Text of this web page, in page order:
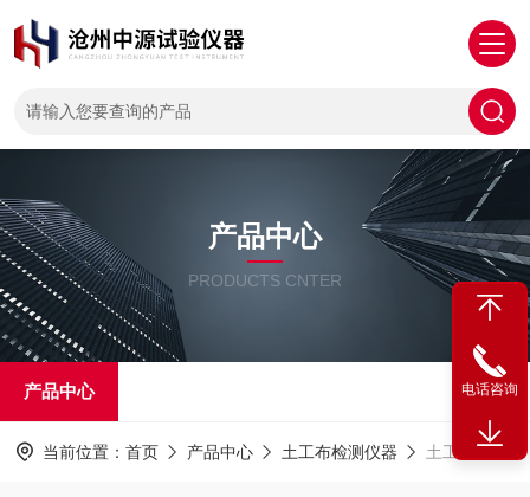
产品中心
PRODUCTS CNTER
产品中心
当前位置： 首页 产品中心 土工布检测仪器 土工布圆盘取样器
电话咨询